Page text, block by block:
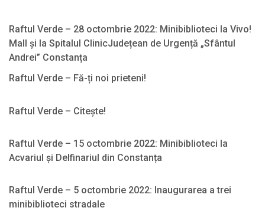
11-
08
Raftul Verde – 28 octombrie 2022: Minibiblioteci la Vivo!
Mall și la Spitalul ClinicJudețean de Urgență „Sfântul
Andrei” Constanța
11-
Raftul Verde – Fă-ți noi prieteni!
11-
Raftul Verde – Citește!
11-
01
Raftul Verde – 15 octombrie 2022: Minibiblioteci la
Acvariul și Delfinariul din Constanța
10-
26
Raftul Verde – 5 octombrie 2022: Inaugurarea a trei
minibiblioteci stradale